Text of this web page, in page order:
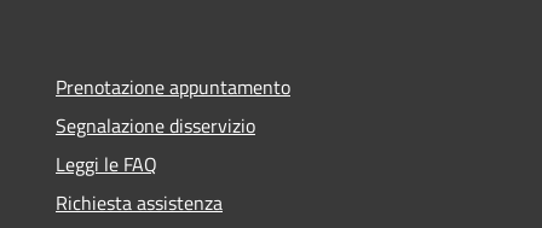
Prenotazione appuntamento
Segnalazione disservizio
Leggi le FAQ
Richiesta assistenza